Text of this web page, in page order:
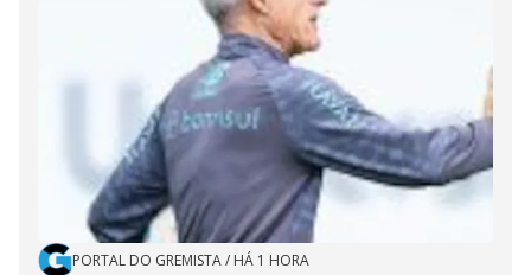
PORTAL DO GREMISTA/ HÁ 1 HORA